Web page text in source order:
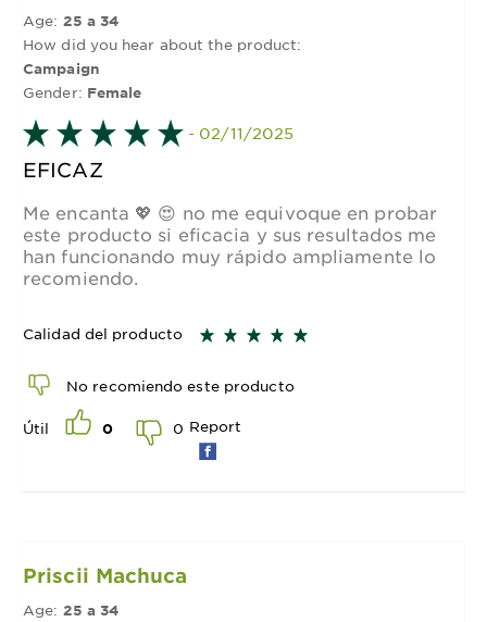
Age: 25 a 34
How did you hear about the product:
Campaign
Gender: Female
- 02/11/2025
EFICAZ
Me encanta 💖 😍 no me equivoque en probar
este producto si eficacia y sus resultados me
han funcionando muy rápido ampliamente lo
recomiendo.
Calidad del producto
No recomiendo este producto
Útil 0 0 Report
Priscii Machuca
Age: 25 a 34